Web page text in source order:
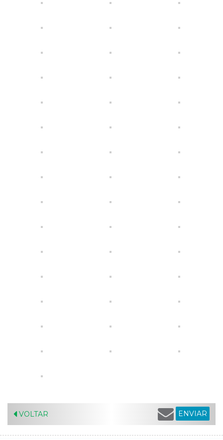
VOLTAR ENVIAR